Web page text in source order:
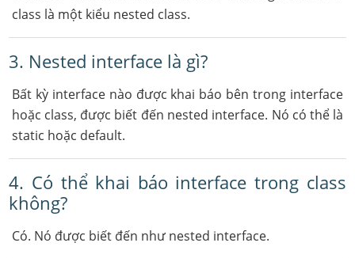
class là một kiểu nested class.
3. Nested interface là gì?
Bất kỳ interface nào được khai báo bên trong interface
hoặc class, được biết đến nested interface. Nó có thể là
static hoặc default.
4. Có thể khai báo interface trong class
không?
Có. Nó được biết đến như nested interface.